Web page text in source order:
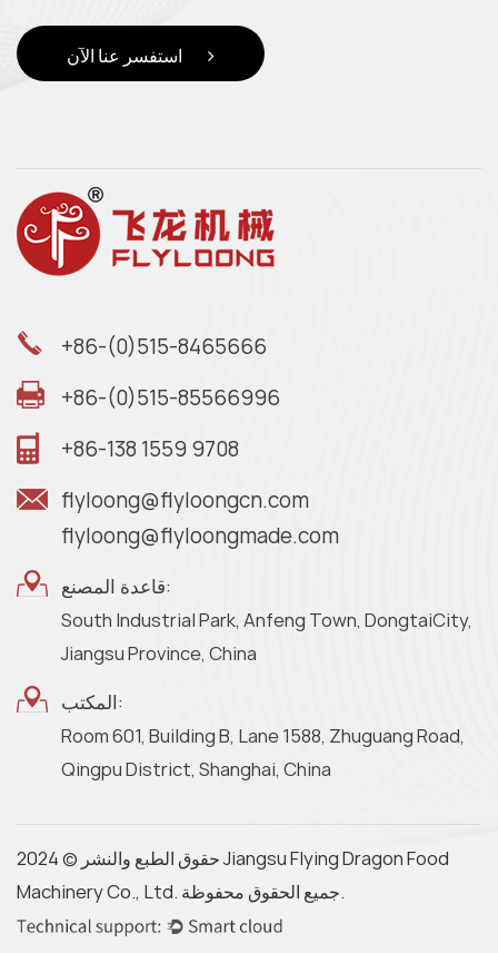
+86-(0)515-8465666
+86-(0)515-85566996
+86-138 1559 9708
flyloong@flyloongcn.com
flyloong@flyloongmade.com
قاعدة المصنع:
South Industrial Park, Anfeng Town, DongtaiCity,
Jiangsu Province, China
المكتب:
Room 601, Building B, Lane 1588, Zhuguang Road,
Qingpu District, Shanghai, China
حقوق الطبع والنشر © 2024 Jiangsu Flying Dragon Food
Machinery Co., Ltd. جميع الحقوق محفوظة.